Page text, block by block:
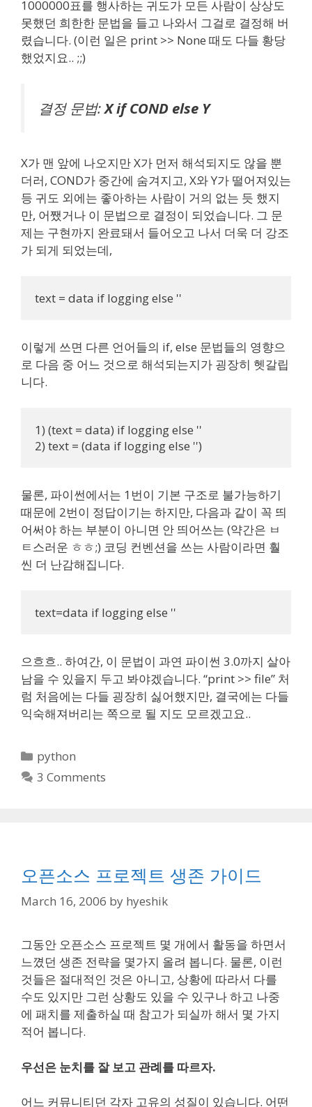
1000000표를 행사하는 귀도가 모든 사람이 상상도
못했던 희한한 문법을 들고 나와서 그걸로 결정해 버
렸습니다. (이런 일은 print >> None 때도 다들 황당
했었지요.. ;;)
결정 문법:X if COND else Y
X가 맨 앞에 나오지만 X가 먼저 해석되지도 않을 뿐
더러, COND가 중간에 숨겨지고, X와 Y가 떨어져있는
등 귀도 외에는 좋아하는 사람이 거의 없는 듯 했지
만, 어쨌거나 이 문법으로 결정이 되었습니다. 그 문
제는 구현까지 완료돼서 들어오고 나서 더욱 더 강조
가 되게 되었는데,
text = data if logging else ''
이렇게 쓰면 다른 언어들의 if, else 문법들의 영향으
로 다음 중 어느 것으로 해석되는지가 굉장히 헷갈립
니다.
1) (text = data) if logging else ''
2) text = (data if logging else '')
물론, 파이썬에서는 1번이 기본 구조로 불가능하기
때문에 2번이 정답이기는 하지만, 다음과 같이 꼭 띄
어써야 하는 부분이 아니면 안 띄어쓰는 (약간은 ㅂ
ㅌ스러운 ㅎㅎ;) 코딩 컨벤션을 쓰는 사람이라면 훨
씬 더 난감해집니다.
text=data if logging else ''
으흐흐.. 하여간, 이 문법이 과연 파이썬 3.0까지 살아
남을 수 있을지 두고 봐야겠습니다. “print >> file” 처
럼 처음에는 다들 굉장히 싫어했지만, 결국에는 다들
익숙해져버리는 쪽으로 될 지도 모르겠고요..
Categories
python
3 Comments
오픈소스 프로젝트 생존 가이드
March 16, 2006 by hyeshik
그동안 오픈소스 프로젝트 몇 개에서 활동을 하면서
느꼈던 생존 전략을 몇가지 올려 봅니다. 물론, 이런
것들은 절대적인 것은 아니고, 상황에 따라서 다를
수도 있지만 그런 상황도 있을 수 있구나 하고 나중
에 패치를 제출하실 때 참고가 되실까 해서 몇 가지
적어 봅니다.
우선은 눈치를 잘 보고 관례를 따르자.
어느 커뮤니티던 각자 고유의 성질이 있습니다. 어떤